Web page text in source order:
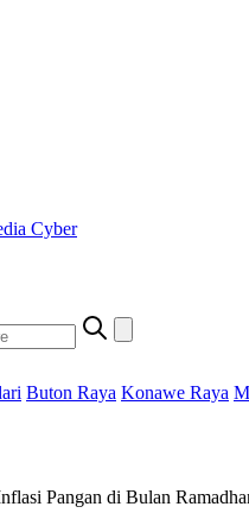
Cyber
Buton Raya Konawe Raya
Pangan di Bulan